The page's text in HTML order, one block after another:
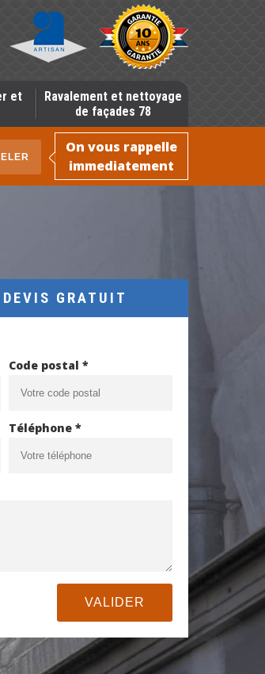
et
Ravalement et nettoyage
de façades 78
On vous rappelle
immediatement
GRATUIT
Code postal *
Téléphone *